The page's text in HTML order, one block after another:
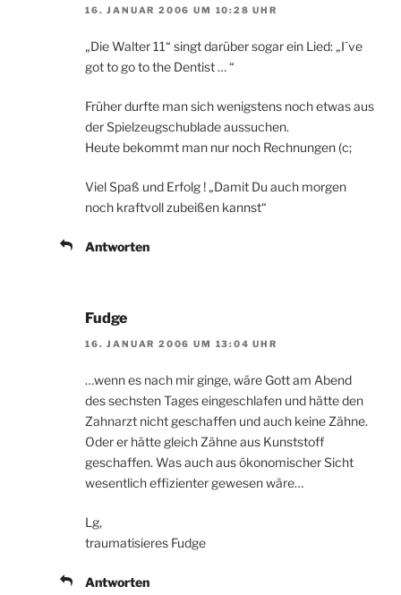
16. JANUAR 2006 UM 10:28 UHR
„Die Walter 11“ singt darüber sogar ein Lied: „I´ve
got to go to the Dentist … “
Früher durfte man sich wenigstens noch etwas aus
der Spielzeugschublade aussuchen.
Heute bekommt man nur noch Rechnungen (c;
Viel Spaß und Erfolg ! „Damit Du auch morgen
noch kraftvoll zubeißen kannst“
Antworten
Fudge
16. JANUAR 2006 UM 13:04 UHR
…wenn es nach mir ginge, wäre Gott am Abend
des sechsten Tages eingeschlafen und hätte den
Zahnarzt nicht geschaffen und auch keine Zähne.
Oder er hätte gleich Zähne aus Kunststoff
geschaffen. Was auch aus ökonomischer Sicht
wesentlich effizienter gewesen wäre…
Lg,
traumatisieres Fudge
Antworten